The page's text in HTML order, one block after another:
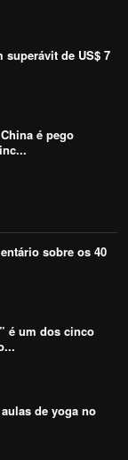
superávit de US$ 7
é pego
sobre os 40
é um dos cinco
de yoga no